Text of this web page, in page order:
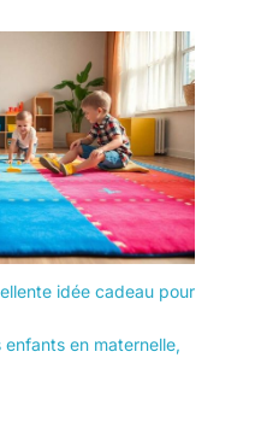
idée cadeau pour
enfants en maternelle,